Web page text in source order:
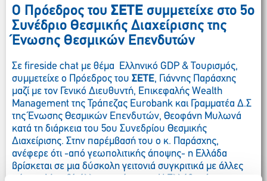
Ο Πρόεδρος του ΣΕΤΕ συμμετείχε στο 5ο
Συνέδριο Θεσμικής Διαχείρισης της
Ένωσης Θεσμικών Επενδυτών
Σε fireside chat με θέμα Ελληνικό GDP & Τουρισμός,
συμμετείχε ο Πρόεδρος του ΣΕΤΕ, Γιάννης Παράσχης
μαζί με τον Γενικό Διευθυντή, Επικεφαλής Wealth
Management της Τράπεζας Eurobank και Γραμματέα Δ.Σ
της Ένωσης Θεσμικών Επενδυτών, Θεοφάνη Μυλωνά
κατά τη διάρκεια του 5ου Συνεδρίου Θεσμικής
Διαχείρισης. Στην παρέμβασή του ο κ. Παράσχης,
ανέφερε ότι -από γεωπολιτικής άποψης- η Ελλάδα
βρίσκεται σε μια δύσκολη γειτονιά συγκριτικά με άλλες